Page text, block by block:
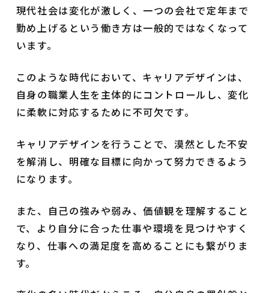
現代社会は変化が激しく、一つの会社で定年まで
勤め上げるという働き方は一般的ではなくなって
います。
このような時代において、キャリアデザインは、
自身の職業人生を主体的にコントロールし、変化
に柔軟に対応するために不可欠です。
キャリアデザインを行うことで、漠然とした不安
を解消し、明確な目標に向かって努力できるよう
になります。
また、自己の強みや弱み、価値観を理解すること
で、より自分に合った仕事や環境を見つけやすく
なり、仕事への満足度を高めることにも繋がりま
す。